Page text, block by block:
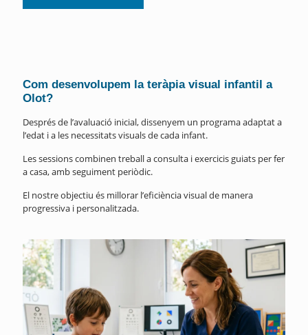
Com desenvolupem la teràpia visual infantil a
Olot?
Després de l’avaluació inicial, dissenyem un programa adaptat a
l’edat i a les necessitats visuals de cada infant.
Les sessions combinen treball a consulta i exercicis guiats per fer
a casa, amb seguiment periòdic.
El nostre objectiu és millorar l’eficiència visual de manera
progressiva i personalitzada.